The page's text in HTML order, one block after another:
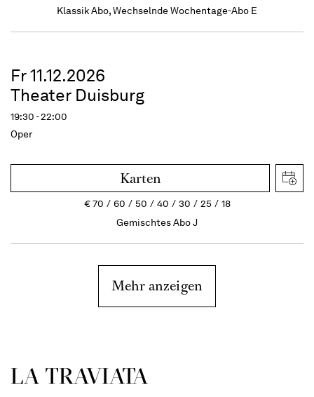
Klassik Abo, Wechselnde Wochentage-Abo E
Fr 11.12.2026
Theater Duisburg
19:30 - 22:00
Oper
Karten
€70 60 50 40 30 25
18
Gemischtes Abo J
Mehr anzeigen
LA TRAVI­ATA